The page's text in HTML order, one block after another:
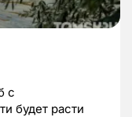
с
будет расти